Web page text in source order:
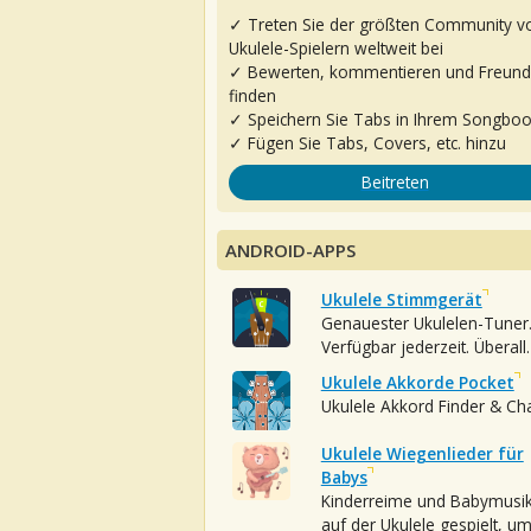
✓ Treten Sie der größten Community
Ukulele-Spielern weltweit bei
✓ Bewerten, kommentieren und
finden
✓ Speichern Sie Tabs in Ihrem
✓ Fügen Sie Tabs, Covers, etc. hinzu
Beitreten
ANDROID-APPS
Ukulele Stimmgerät
Genauester Ukulelen-Tuner.
Verfügbar jederzeit. Überall.
Ukulele Akkorde Pocket
Ukulele Akkord Finder &
Ukulele Wiegenlieder für
Babys
Kinderreime und
auf der Ukulele gespielt, um